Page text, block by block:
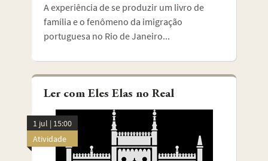
A experiência de se produzir um livro de
família e o fenômeno da imigração
portuguesa no Rio de Janeiro...
Ler com Eles Elas no Real
1 jul | 15:00
Atividade